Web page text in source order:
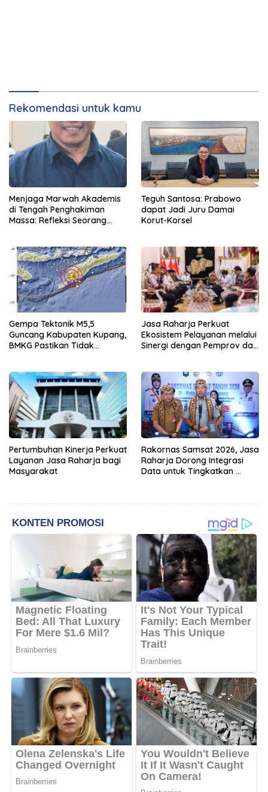
Rekomendasi untuk kamu
Menjaga Marwah Akademis
di Tengah Penghakiman
Massa: Refleksi Seorang
Teguh Santosa: Prabowo
dapat Jadi Juru Damai
Korut-Korsel
Gempa Tektonik M5,5
Guncang Kabupaten Kupang,
BMKG Pastikan Tidak
Jasa Raharja Perkuat
Ekosistem Pelayanan melalui
Sinergi dengan Pemprov dan
Pertumbuhan Kinerja Perkuat
Layanan Jasa Raharja bagi
Masyarakat
Rakornas Samsat 2026, Jasa
Raharja Dorong Integrasi
Data untuk Tingkatkan